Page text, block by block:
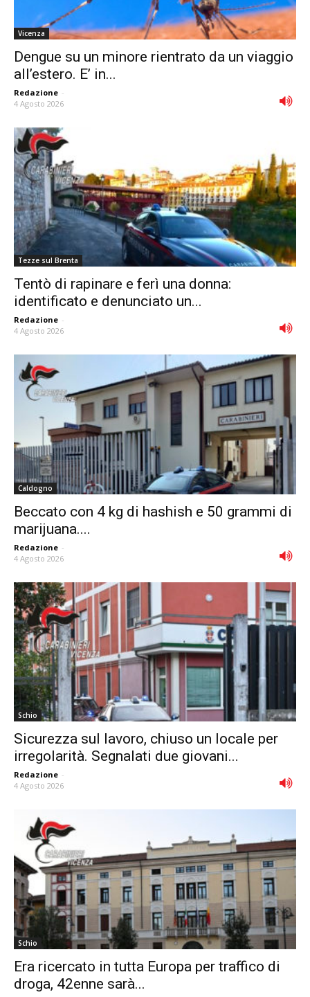
Vicenza
Dengue su un minore rientrato da un viaggio
all’estero. E’ in...
Redazione -
4 Agosto 2026
Tezze sul Brenta
Tentò di rapinare e ferì una donna:
identificato e denunciato un...
Redazione -
4 Agosto 2026
Caldogno
Beccato con 4 kg di hashish e 50 grammi di
marijuana....
Redazione -
4 Agosto 2026
Schio
Sicurezza sul lavoro, chiuso un locale per
irregolarità. Segnalati due giovani...
Redazione -
4 Agosto 2026
Schio
Era ricercato in tutta Europa per traffico di
droga, 42enne sarà...